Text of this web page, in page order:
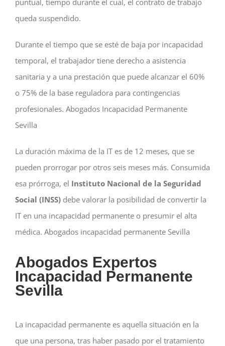
queda suspendido.
Durante el tiempo que se esté de baja por incapacidad
temporal, el trabajador tiene derecho a asistencia
sanitaria y a una prestación que puede alcanzar el 60%
o 75% de la base reguladora para contingencias
profesionales. Abogados Incapacidad Permanente
Sevilla
La duración máxima de la IT es de 12 meses, que se
pueden prorrogar por otros seis meses más. Consumida
esa prórroga, el Instituto Nacional de la Seguridad
Social (INSS)debe valorar la posibilidad de convertir la
IT en una incapacidad permanente o presumir el alta
médica. Abogados incapacidad permanente Sevilla
Abogados Expertos
Incapacidad Permanente
Sevilla
La incapacidad permanente es aquella situación en la
que una persona, tras haber pasado por el tratamiento